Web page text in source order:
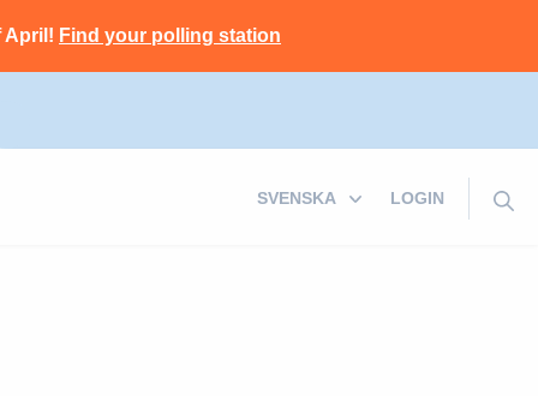
April! Find your polling station
LOGIN